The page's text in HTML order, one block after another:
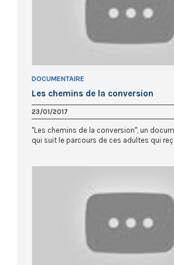
DOCUMENTAIRE
Les chemins de la conversion
23/01/2017
"Les chemins de la conversion", un
qui suit le parcours de ces adultes qui